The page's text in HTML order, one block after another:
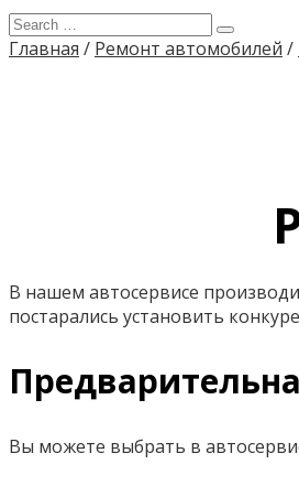
Главная / Ремонт автомобилей /
В нашем автосервисе
постарались установить
Вы можете выбрать в